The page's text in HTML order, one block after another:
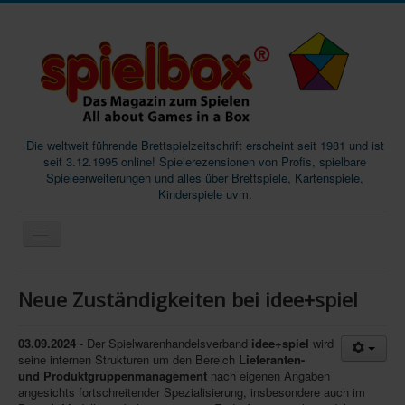
Die weltweit führende Brettspielzeitschrift erscheint seit 1981 und ist
seit 3.12.1995 online! Spielerezensionen von Profis, spielbare
Spieleerweiterungen und alles über Brettspiele, Kartenspiele,
Kinderspiele uvm.
Magazine
Abos/Subscriptions
Podcast
Neue Zuständigkeiten bei idee+spiel
03.09.2024 - Der Spielwarenhandelsverband idee+spiel wird
seine internen Strukturen um den Bereich Lieferanten-
und Produktgruppenmanagement nach eigenen Angaben
angesichts fortschreitender Spezialisierung, insbesondere auch im